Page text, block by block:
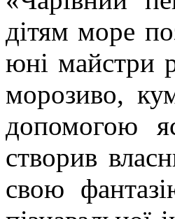
дітям море
юні майстри
морозиво,
допомогою
створив
свою